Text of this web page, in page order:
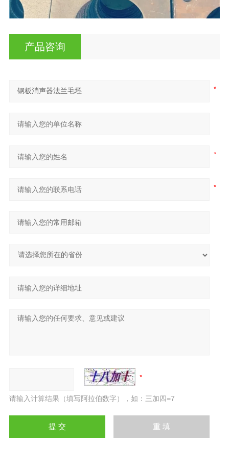
产品咨询
请输入计算结果（填写阿拉伯数字），如：三加四=7